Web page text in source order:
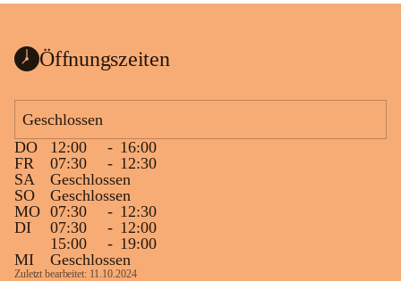
Öffnungszeiten
Geschlossen
DO
12:00 - 16:00
FR
07:30 - 12:30
SA
Geschlossen
SO
Geschlossen
MO 07:30 - 12:30
DI
07:30 - 12:00
15:00
- 19:00
MI
Geschlossen
Zuletzt bearbeitet: 11.10.2024